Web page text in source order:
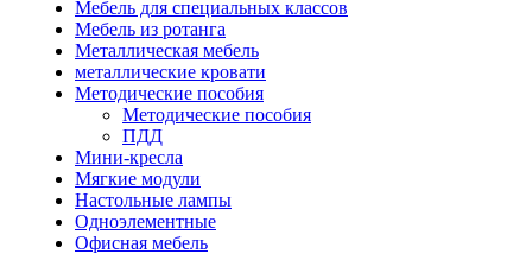
Мебель для специальных классов
Мебель из ротанга
Металлическая мебель
металлические кровати
Методические пособия
Методические пособия
ПДД
Мини-кресла
Мягкие модули
Настольные лампы
Одноэлементные
Офисная мебель